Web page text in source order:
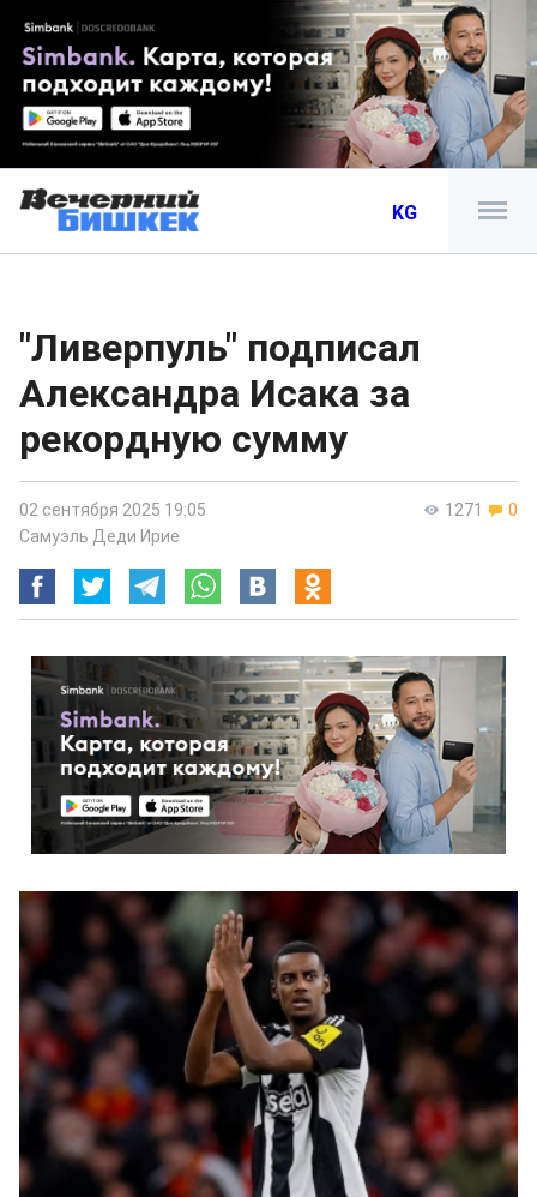
KG
"Ливерпуль" подписал
Александра Исака за
рекордную сумму
1271 0
02 сентября 2025 19:05
Самуэль Деди Ирие